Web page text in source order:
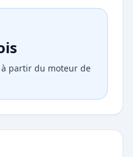
partir du moteur de